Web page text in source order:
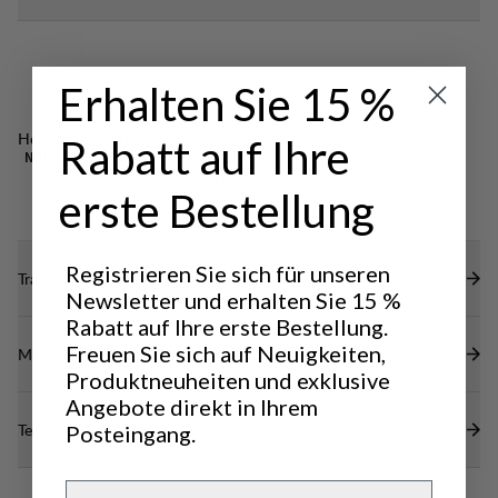
Hervorragend für
NORDIC SKATING
CLASSIC
TREKKING
Transparenz
Materialien
Technische Daten
Erhalten Sie 15 %
Rabatt auf Ihre
erste Bestellung
Registrieren Sie sich für unseren
Newsletter und erhalten Sie 15 %
Rabatt auf Ihre erste Bestellung.
Freuen Sie sich auf Neuigkeiten,
Produktneuheiten und exklusive
Angebote direkt in Ihrem
Posteingang.